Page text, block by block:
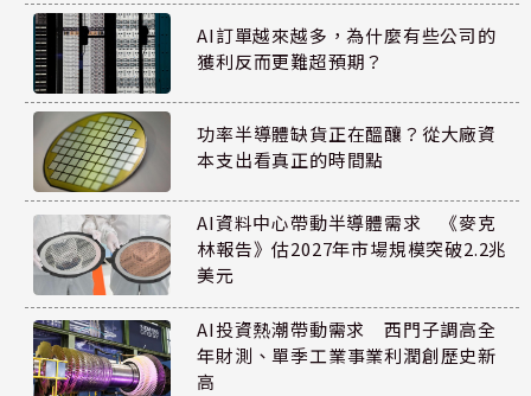
AI訂單越來越多，為什麼有些公司的
獲利反而更難超預期？
功率半導體缺貨正在醞釀？從大廠資
本支出看真正的時間點
AI資料中心帶動半導體需求 《麥克
林報告》估2027年市場規模突破2.2兆
美元
AI投資熱潮帶動需求 西門子調高全
年財測、單季工業事業利潤創歷史新
高